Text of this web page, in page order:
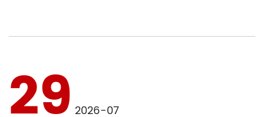
29 2026-07